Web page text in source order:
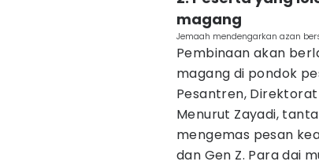
magang
Jemaah mendengarkan azan
Pembinaan akan
magang di pondok
Pesantren,
Menurut Zayadi,
mengemas pesan
dan Gen Z. Para dai